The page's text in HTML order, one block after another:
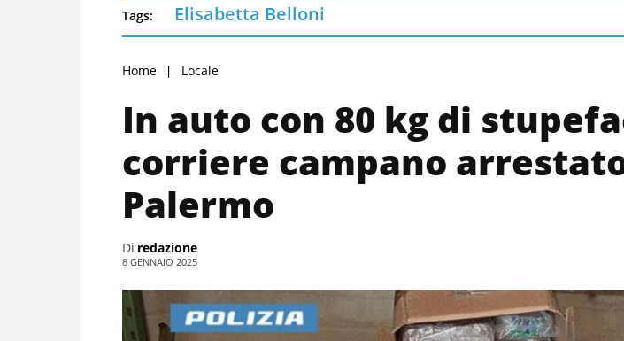
Tags: Elisabetta Belloni
Home Locale
In auto con 80 kg di
corriere campano
Palermo
Di redazione
8 GENNAIO 2025